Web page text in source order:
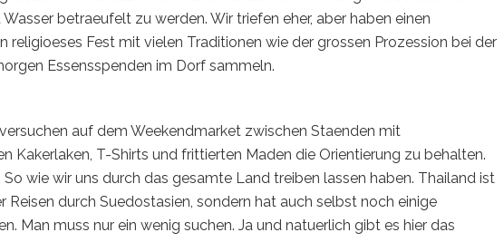
betraeufelt zu werden. Wir triefen eher, aber haben einen
religioeses Fest mit vielen Traditionen wie der grossen Prozession bei der
Essensspenden im Dorf sammeln.
auf dem Weekendmarket zwischen Staenden mit
Kakerlaken, T-Shirts und frittierten Maden die Orientierung zu behalten.
wie wir uns durch das gesamte Land treiben lassen haben. Thailand ist
durch Suedostasien, sondern hat auch selbst noch einige
Man muss nur ein wenig suchen. Ja und natuerlich gibt es hier das